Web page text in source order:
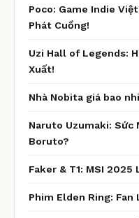
Poco: Game Indie
Phát Cuồng!
Uzi Hall of Legends:
Xuất!
Nhà Nobita giá bao
Naruto Uzumaki: Sức
Boruto?
Faker & T1: MSI 2025
Phim Elden Ring: Fan